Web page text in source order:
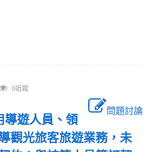
0追蹤
問題討論
導遊人員、領
觀光旅客旅遊業務，未